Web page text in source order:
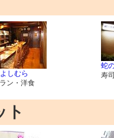
しむら
ン・洋食
蛇
寿
ト